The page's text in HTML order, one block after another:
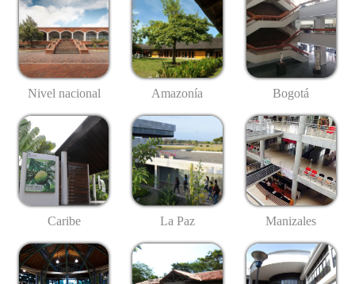
Nivel nacional Amazonía Bogotá
Caribe La Paz Manizales